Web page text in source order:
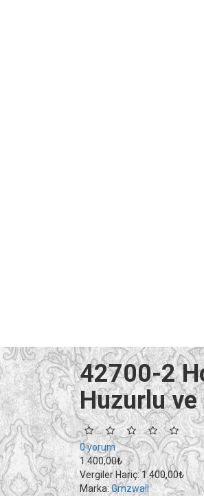
42700-2
Huzurlu ve
0 yorum
1.400,00₺
Vergiler Hariç: 1.400,00₺
Marka:Gmzwall